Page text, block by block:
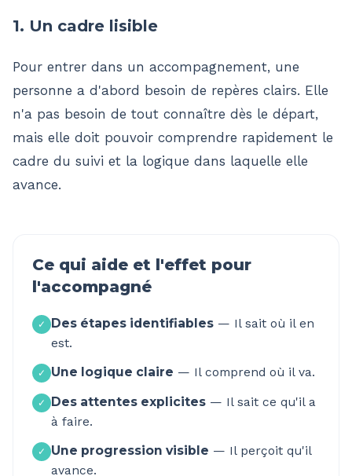
1. Un cadre lisible
Pour entrer dans un accompagnement, une
personne a d'abord besoin de repères clairs. Elle
n'a pas besoin de tout connaître dès le départ,
mais elle doit pouvoir comprendre rapidement le
cadre du suivi et la logique dans laquelle elle
avance.
Ce qui aide et l'effet pour
l'accompagné
✓ Des étapes identifiables — Il sait où il en
est.
✓ Une logique claire — Il comprend où il va.
✓ Des attentes explicites — Il sait ce qu'il a
à faire.
✓ Une progression visible — Il perçoit qu'il
avance.